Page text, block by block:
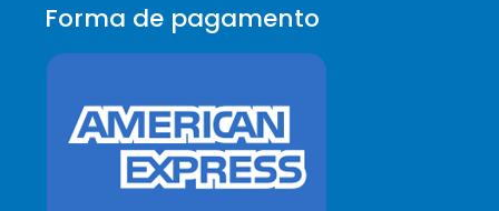
Forma de pagamento